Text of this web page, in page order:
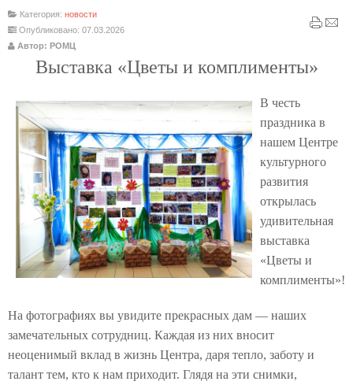
Категория: новости
Опубликовано: 07.03.2026
Автор: РОМЦ
Выставка «Цветы и комплименты»
В честь
праздника в
нашем Центре
культурного
развития
открылась
удивительная
выставка
«Цветы и
комплименты»!
На фотографиях вы увидите прекрасных дам — наших
замечательных сотрудниц. Каждая из них вносит
неоценимый вклад в жизнь Центра, даря тепло, заботу и
талант тем, кто к нам приходит. Глядя на эти снимки,